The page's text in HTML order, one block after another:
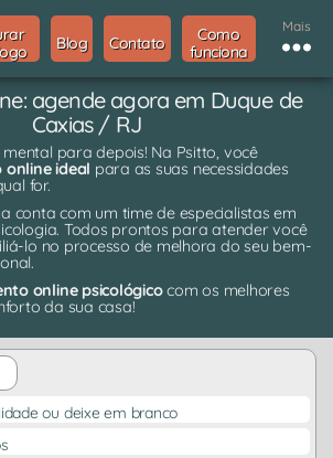
Blog Contato
Como
funciona
Mais
agende agora em Duque de
Caxias / RJ
para depois! Na Psitto, você
online ideal para as suas necessidades
for.
conta com um time de especialistas em
Todos prontos para atender você
lo no processo de melhora do seu bem-
online psicológicocom os melhores
da sua casa!
ou deixe em branco